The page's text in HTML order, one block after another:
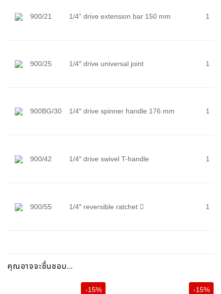
900/21 1/4” drive extension bar 150 mm 1
900/25 1/4″ drive universal joint 1
900BG/30 1/4″ drive spinner handle 176 mm 1
900/42 1/4″ drive swivel T-handle 1
900/55 1/4″ reversible ratchet  1
คุณอาจจะชื่นชอบ…
-15% -15%